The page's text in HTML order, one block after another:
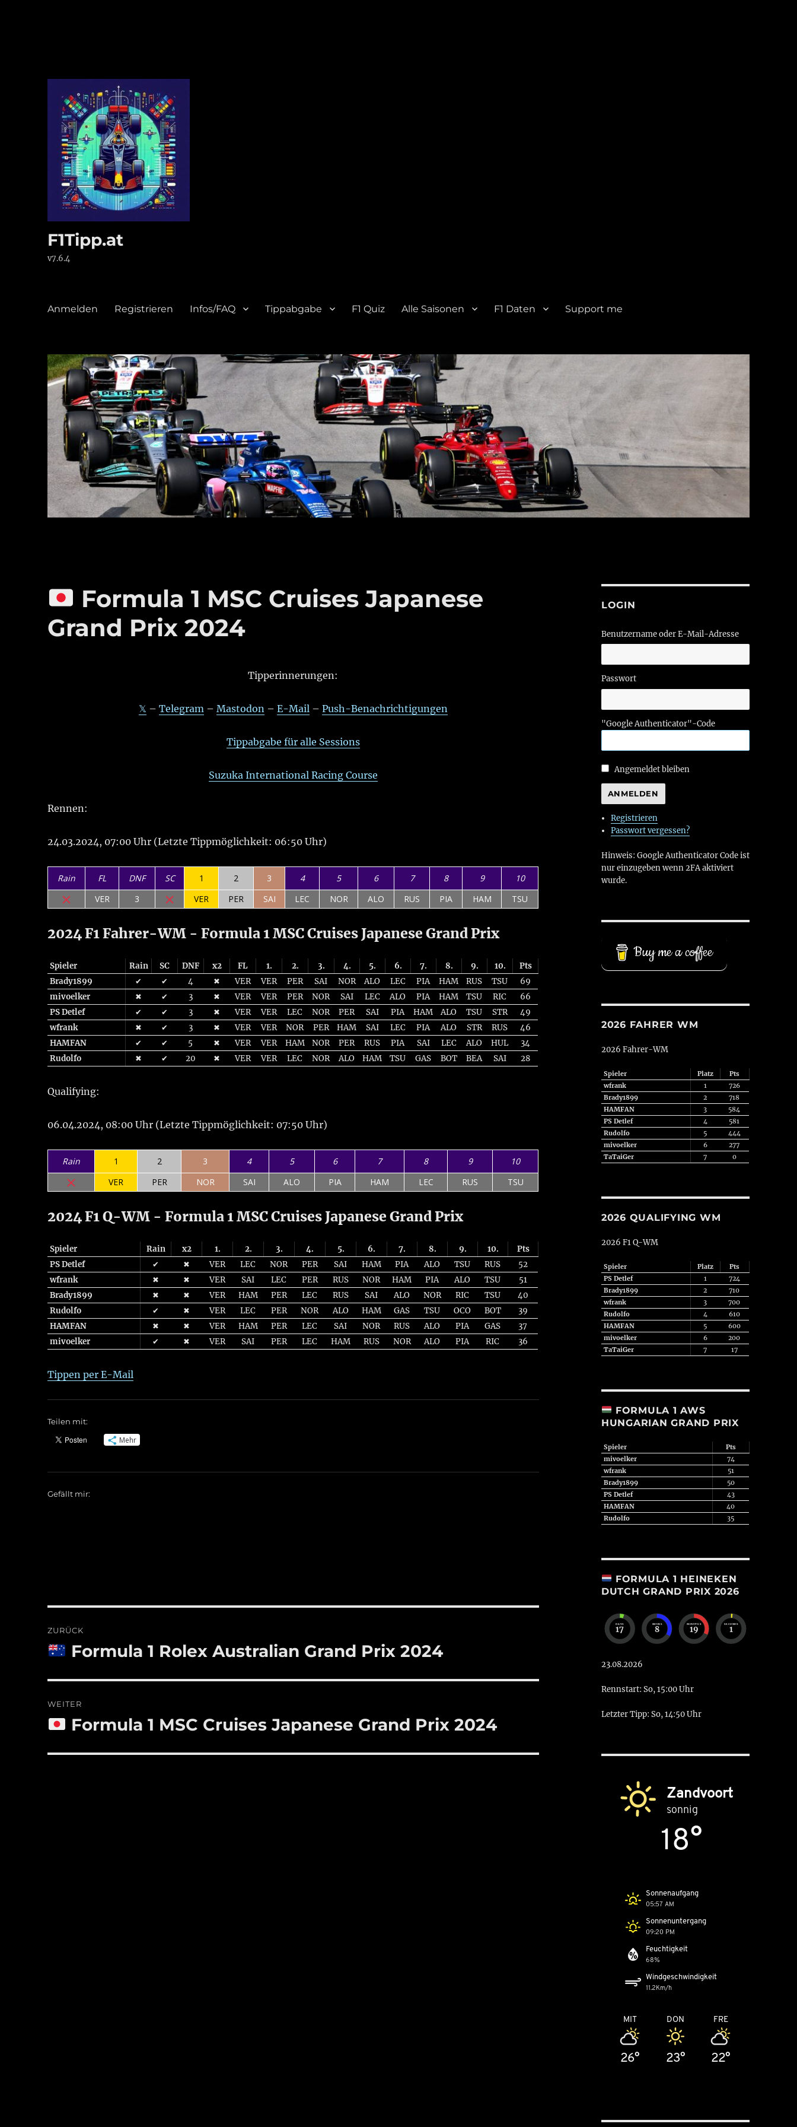
F1Tipp.at
v7.6.4
Anmelden Registrieren Infos/FAQ Tippabgabe F1 Quiz Alle Saisonen F1 Daten Support me
Formula 1 MSC Cruises Japanese
Grand Prix 2024
Tipperinnerungen:
𝕏 – Telegram– Mastodon– E-Mail– Push-Benachrichtigungen
Tippabgabe für alle Sessions
Suzuka International Racing Course
Rennen:
24.03.2024, 07:00 Uhr (Letzte Tippmöglichkeit: 06:50 Uhr)
Rain FL DNF SC 1 2 3 4 5 6 7 8 9
10
VER
3 VER PER SAI LEC NOR ALO RUS PIA HAM TSU
2024 F1 Fahrer-WM - Formula 1 MSC Cruises Japanese Grand Prix
Spieler Rain SC DNF x2 FL 1. 2. 3. 4. 5. 6. 7. 8. 9. 10.
Pts
Brady1899
✔ ✔ 4 ✖ VER VER PER SAI NOR ALO LEC PIA HAM RUS TSU
69
mivoelker
✖ ✔ 3 ✖ VER VER PER NOR SAI LEC ALO PIA HAM TSU RIC
66
PS Detlef
✔ ✔ 3 ✖ VER VER LEC NOR PER SAI PIA HAM ALO TSU STR
49
wfrank
✖ ✔ 3 ✖ VER VER NOR PER HAM SAI LEC PIA ALO STR RUS
46
HAMFAN
✔ ✔ 5 ✖ VER VER HAM NOR PER RUS PIA SAI LEC ALO HUL
34
Rudolfo
✖ ✔ 20 ✖ VER VER LEC NOR ALO HAM TSU GAS BOT BEA SAI 28
Qualifying:
06.04.2024, 08:00 Uhr (Letzte Tippmöglichkeit: 07:50 Uhr)
Rain 1 2 3 4 5 6 7 8 9
10
VER
PER NOR SAI ALO PIA HAM LEC RUS TSU
2024 F1 Q-WM - Formula 1 MSC Cruises Japanese Grand Prix
Spieler Rain x2 1. 2. 3. 4. 5. 6. 7. 8. 9. 10.
Pts
PS Detlef
✔ ✖ VER LEC NOR PER SAI HAM PIA ALO TSU RUS
52
wfrank
✖ ✖ VER SAI LEC PER RUS NOR HAM PIA ALO TSU
51
Brady1899
✖ ✖ VER HAM PER LEC RUS SAI ALO NOR RIC TSU
40
Rudolfo
✔ ✖ VER LEC PER NOR ALO HAM GAS TSU OCO BOT
39
HAMFAN
✖ ✖ VER HAM PER LEC SAI NOR RUS ALO PIA GAS
37
mivoelker
✔ ✖ VER SAI PER LEC HAM RUS NOR ALO PIA RIC 36
Tippen per E-Mail
Teilen mit:
Mehr
Gefällt mir:
ZURÜCK
VorherigerFormula 1 Rolex Australian Grand Prix 2024
WEITER
NächsterFormula 1 MSC Cruises Japanese Grand Prix 2024
LOGIN
Benutzername oder E-Mail-Adresse
Passwort
"Google Authenticator"-Code
Angemeldet bleiben
ANMELDEN
Registrieren
Passwort vergessen?
Hinweis: Google Authenticator Code ist
nur einzugeben wenn 2FA aktiviert
wurde.
Buy me a coffee
2026 FAHRER WM
2026 Fahrer-WM
Spieler Platz
Pts
wfrank
1
726
Brady1899
2
718
HAMFAN
3
584
PS Detlef
4
581
Rudolfo
5
444
mivoelker
6
277
TaTaiGer
7 0
2026 QUALIFYING WM
2026 F1 Q-WM
Spieler Platz
Pts
PS Detlef
1
724
Brady1899
2
710
wfrank
3
700
Rudolfo
4
610
HAMFAN
5
600
mivoelker
6
200
TaTaiGer
7 17
FORMULA 1 AWS
HUNGARIAN GRAND PRIX
Spieler
Pts
mivoelker
74
wfrank
51
Brady1899
50
PS Detlef
43
HAMFAN
40
Rudolfo
35
FORMULA 1 HEINEKEN
DUTCH GRAND PRIX 2026
DAYS
17
HOURS
8
MINUTES
19
SECONDS
0
23.08.2026
Rennstart: So, 15:00 Uhr
Letzter Tipp: So, 14:50 Uhr
Zandvoort
sonnig
18°
Sonnenaufgang
05:57 AM
Sonnenuntergang
09:20 PM
Feuchtigkeit
68%
Windgeschwindigkeit
11.2Km/h
MIT
26°
DON
23°
FRE
22°